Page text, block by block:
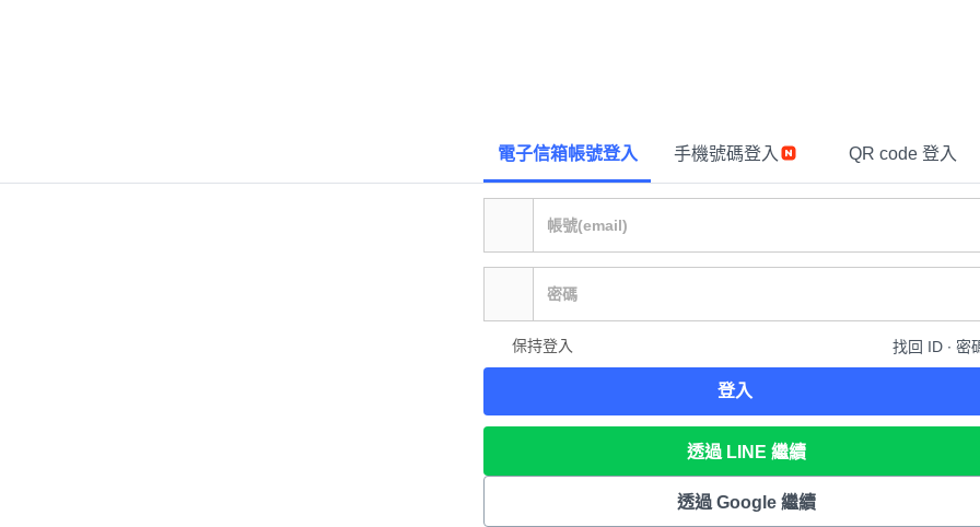
電子信箱帳號登入 手機號碼登入 QR code 登入
保持登入 找回 ID ∙ 密
登入
透過 LINE 繼續
透過 Google 繼續